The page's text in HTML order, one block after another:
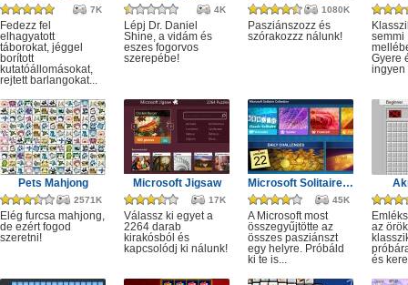
7K
Fedezz fel
elhagyatott
táborokat, jéggel
borított
kutatóállomásokat,
rejtett barlangokat...
4K
Lépj Dr. Daniel
Shine, a vidám és
eszes fogorvos
szerepébe!
1080K
Pasziánszozz és
szórakozzz nálunk!
semmi
Gyere
ingyen
Pets Mahjong
2571K
Elég furcsa mahjong,
de ezért fogod
szeretni!
Microsoft Jigsaw
17K
Válassz ki egyet a
2264 darab
kirakósból és
kapcsolódj ki nálunk!
Microsoft Solitaire Collection
45K
A Microsoft most
összegyűjtötte az
összes pasziánszt
egy helyre. Próbáld
ki te is...
az örök
és